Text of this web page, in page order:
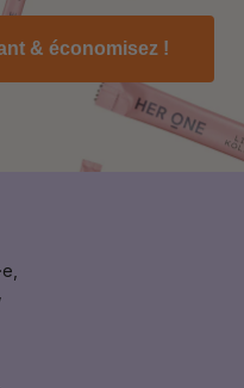
& économisez !